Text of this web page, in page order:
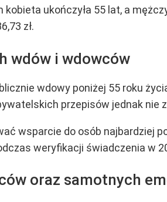
kobieta ukończyła 55 lat, a
zł.
wdów i wdowców
wdowy poniżej 55 roku
przepisów jednak nie
wsparcie do osób najbardziej
weryfikacji świadczenia w
oraz samotnych